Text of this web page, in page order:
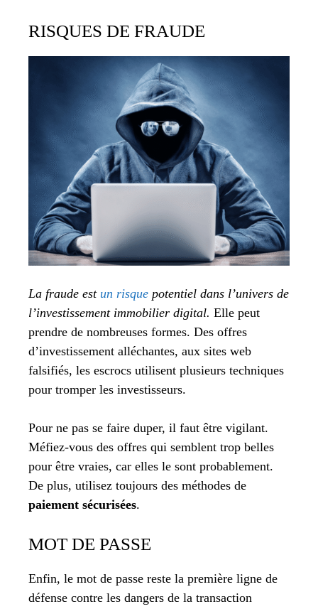
RISQUES DE FRAUDE
La fraude est un risque potentiel dans l’univers de
l’investissement immobilier digital. Elle peut
prendre de nombreuses formes. Des offres
d’investissement alléchantes, aux sites web
falsifiés, les escrocs utilisent plusieurs techniques
pour tromper les investisseurs.
Pour ne pas se faire duper, il faut être vigilant.
Méfiez-vous des offres qui semblent trop belles
pour être vraies, car elles le sont probablement.
De plus, utilisez toujours des méthodes de
paiement sécurisées.
MOT DE PASSE
Enfin, le mot de passe reste la première ligne de
défense contre les dangers de la transaction